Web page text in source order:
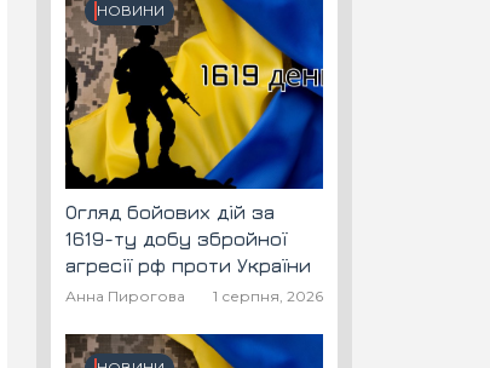
НОВИНИ
Огляд бойових дій за
1619-ту добу збройної
агресії рф проти України
Анна Пирогова 1 серпня, 2026